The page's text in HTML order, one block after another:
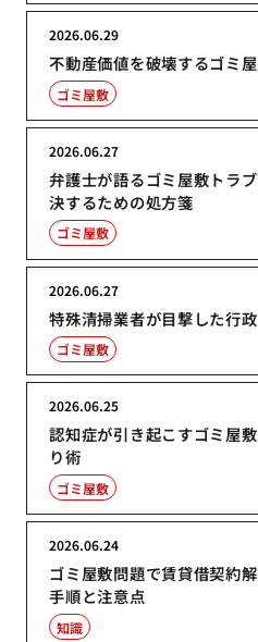
不動産価値を破壊するゴミ
2026.06.29
ゴミ屋敷
弁護士が語るゴミ屋敷トラ
決するための処方箋
2026.06.27
ゴミ屋敷
特殊清掃業者が目撃した行
2026.06.27
ゴミ屋敷
認知症が引き起こすゴミ屋
り術
2026.06.25
ゴミ屋敷
ゴミ屋敷問題で賃貸借契約
手順と注意点
2026.06.24
知識